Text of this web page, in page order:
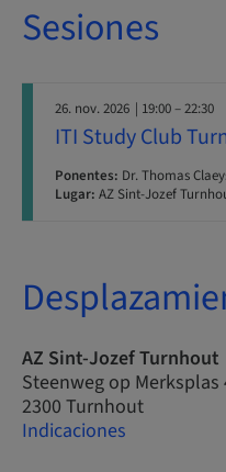
Sesiones
26. nov. 2026 | 19:00 – 22:30
ITI Study Club
Ponentes: Dr. Thomas
Lugar: AZ Sint-Jozef
AZ Sint-Jozef Turnhout
Steenweg op Merksplas
2300 Turnhout
Indicaciones